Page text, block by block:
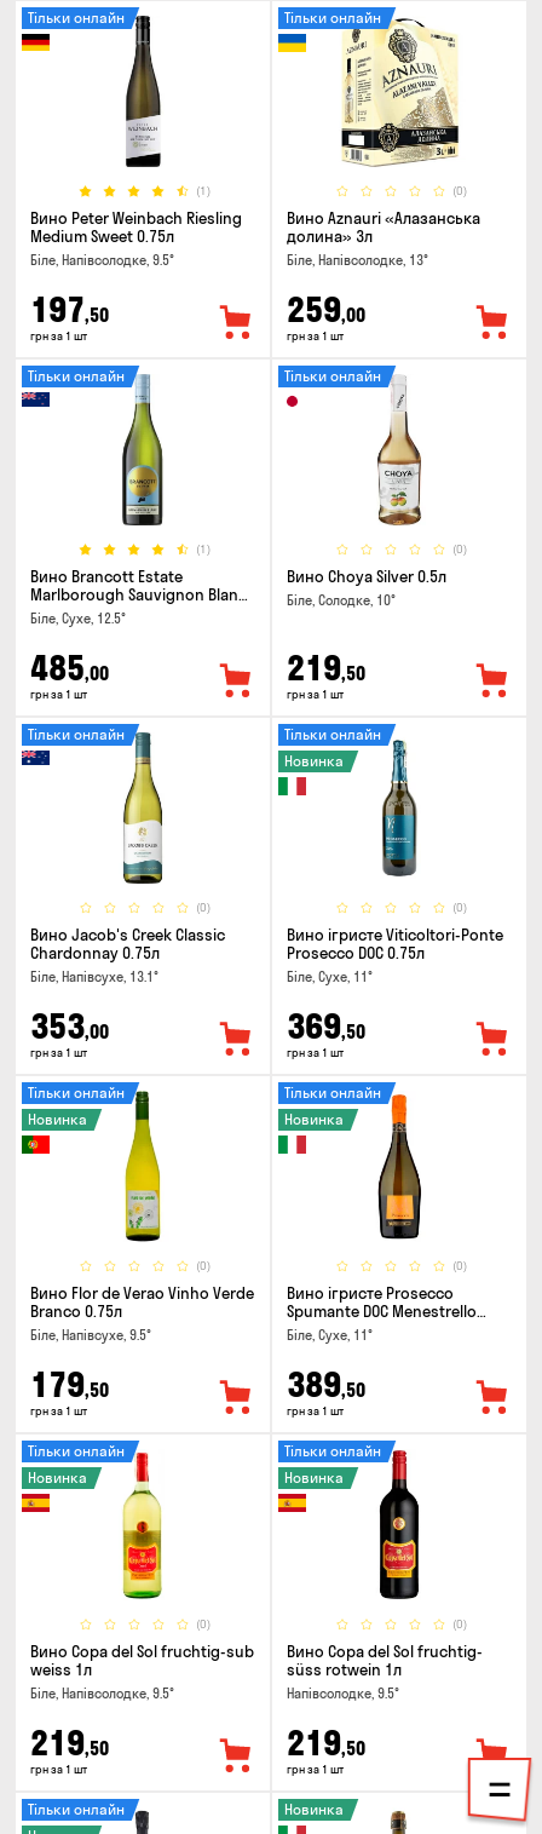
(1)
Тільки онлайн
Вино Peter Weinbach Riesling
Medium Sweet 0.75л
Біле, Напівсолодке, 9.5°
197,50
грн за 1 шт
(0)
Тільки онлайн
Вино Aznauri «Алазанська
долина» 3л
Біле, Напівсолодке, 13°
259,00
грн за 1 шт
(1)
Тільки онлайн
Вино Brancott Estate
Marlborough Sauvignon Blanc
0.75л
Біле, Сухе, 12.5°
485,00
грн за 1 шт
(0)
Тільки онлайн
Вино Choya Silver 0.5л
Біле, Солодке, 10°
219,50
грн за 1 шт
(0)
Тільки онлайн
Вино Jacob's Creek Classic
Chardonnay 0.75л
Біле, Напівсухе, 13.1°
353,00
грн за 1 шт
(0)
Тільки онлайн
Новинка
Вино ігристе Viticoltori-Ponte
Prosecco DOC 0.75л
Біле, Сухе, 11°
369,50
грн за 1 шт
(0)
Тільки онлайн
Новинка
Вино Flor de Verao Vinho Verde
Branco 0.75л
Біле, Напівсухе, 9.5°
179,50
грн за 1 шт
(0)
Тільки онлайн
Новинка
Вино ігристе Prosecco
Spumante DOC Menestrello
0.75л
Біле, Сухе, 11°
389,50
грн за 1 шт
(0)
Тільки онлайн
Новинка
Вино Copa del Sol fruchtig-sub
weiss 1л
Біле, Напівсолодке, 9.5°
219,50
грн за 1 шт
(0)
Тільки онлайн
Новинка
Вино Copa del Sol fruchtig-
süss rotwein 1л
Напівсолодке, 9.5°
219,50
грн за 1 шт
Тільки онлайн
Новинка